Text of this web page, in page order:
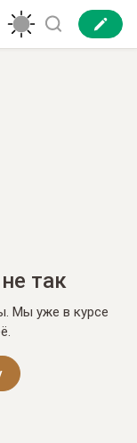
так
Мы уже в курсе